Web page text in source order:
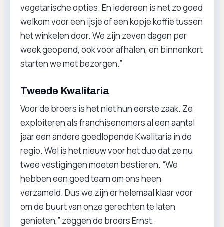
vegetarische opties. En iedereen is net zo goed
welkom voor een ijsje of een kopje koffie tussen
het winkelen door. We zijn zeven dagen per
week geopend, ook voor afhalen, en binnenkort
starten we met bezorgen.”
Tweede Kwalitaria
Voor de broers is het niet hun eerste zaak. Ze
exploiteren als franchisenemers al een aantal
jaar een andere goedlopende Kwalitaria in de
regio. Wel is het nieuw voor het duo dat ze nu
twee vestigingen moeten bestieren. “We
hebben een goed team om ons heen
verzameld. Dus we zijn er helemaal klaar voor
om de buurt van onze gerechten te laten
genieten,” zeggen de broers Ernst.